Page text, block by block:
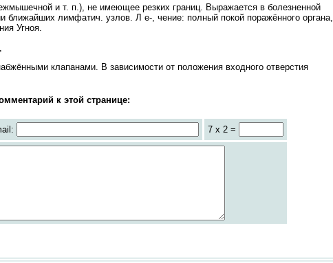
и т. п.), не имеющее резких границ. Выражается в болезненной
ближайших лимфатич. узлов. Л е-, чение: полный покой поражённого органа,
Угноя.
клапанами. В зависимости от положения входного отверстия
к этой странице:
7 x 2 =